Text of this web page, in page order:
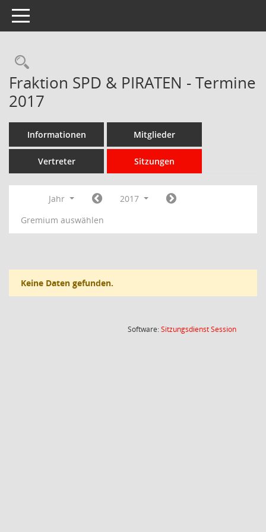
Toggle navigation
Rechercheauswahl
Fraktion SPD & PIRATEN - Termine
2017
Informationen Mitglieder
Vertreter Sitzungen
Jahr
2017
Gremium auswählen
Keine Daten gefunden.
Software:SitzungsdienstSession(Wird in